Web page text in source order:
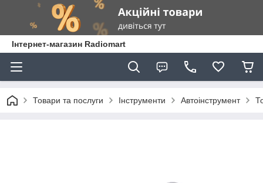
Інтернет-магазин Radiomart
Товари та послуги Інструменти Автоінструмент